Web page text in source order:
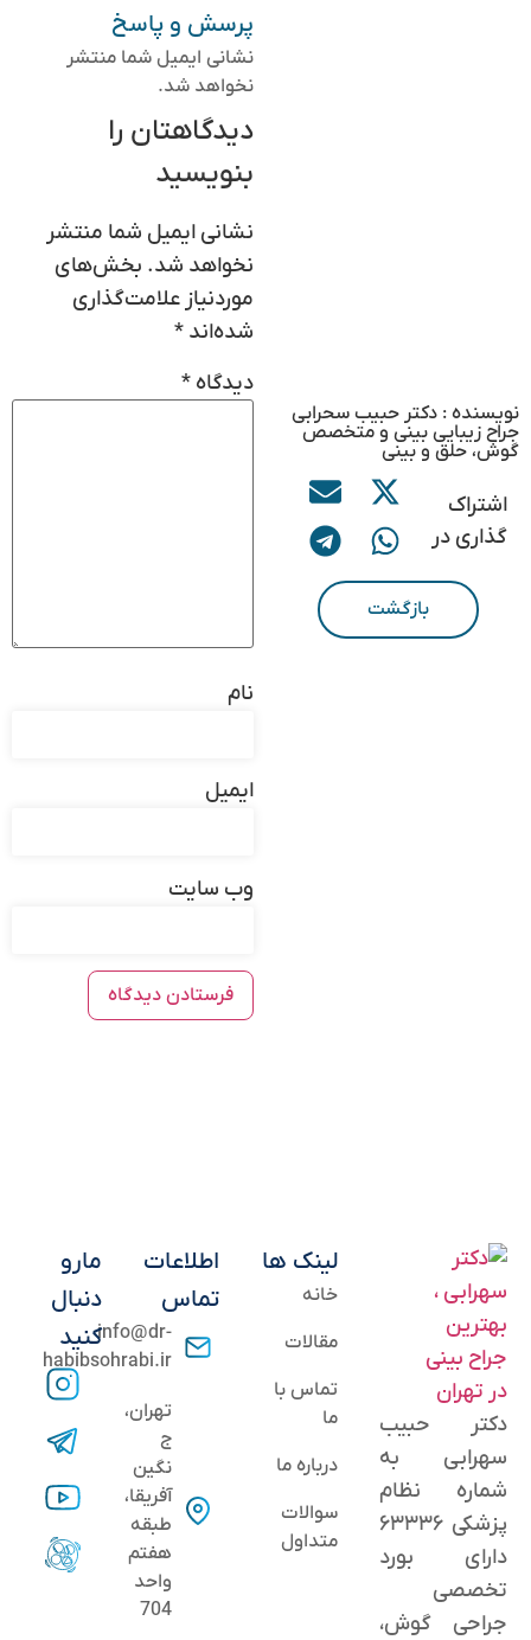
نویسنده : دکتر حبیب سحرابی
جراح زیبایی بینی و متخصص
گوش، حلق و بینی
اشتراک
گذاری در
بازگشت
پرسش و پاسخ
نشانی ایمیل شما منتشر
نخواهد شد.
دیدگاهتان را
بنویسید
نشانی ایمیل شما منتشر
نخواهد شد. بخش‌های
موردنیاز علامت‌گذاری
شده‌اند *
دیدگاه *
نام
ایمیل
وب‌ سایت
دکتر حبیب
سهرابی به
شماره نظام
پزشکی ۶۳۳۳۶
دارای بورد
تخصصی
جراحی گوش،
لینک ها
خانه
مقالات
تماس با
ما
درباره ما
سوالات
متداول
اطلاعات
تماس
info@dr-
habibsohrabi.ir
تهران،
ج
نگین
آفریقا،
طبقه
هفتم
واحد
704
مارو
دنبال
کنید